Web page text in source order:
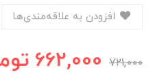
721,000
662,000